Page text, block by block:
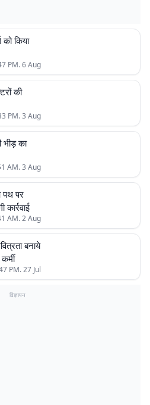
किया
PM. 6 Aug
की
PM. 3 Aug
भीड़ का
AM. 3 Aug
पथ पर
कार्रवाई
AM. 2 Aug
बनाये
PM. 27 Jul
विज्ञापन